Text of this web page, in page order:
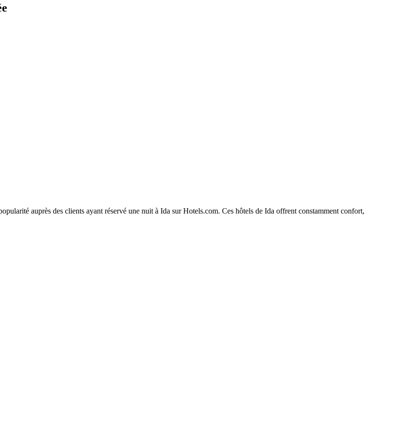
auprès des clients ayant réservé une nuit à Ida sur Hotels.com. Ces hôtels de Ida offrent constamment confort,